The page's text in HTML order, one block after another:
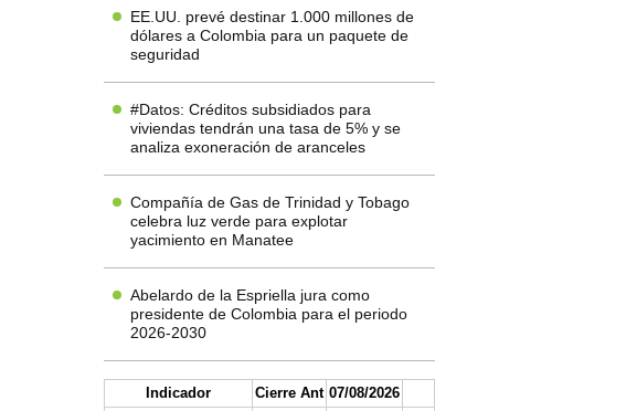
EE.UU. prevé destinar 1.000 millones de
dólares a Colombia para un paquete de
seguridad
#Datos: Créditos subsidiados para
viviendas tendrán una tasa de 5% y se
analiza exoneración de aranceles
Compañía de Gas de Trinidad y Tobago
celebra luz verde para explotar
yacimiento en Manatee
Abelardo de la Espriella jura como
presidente de Colombia para el periodo
2026-2030
Indicador Cierre Ant 07/08/2026